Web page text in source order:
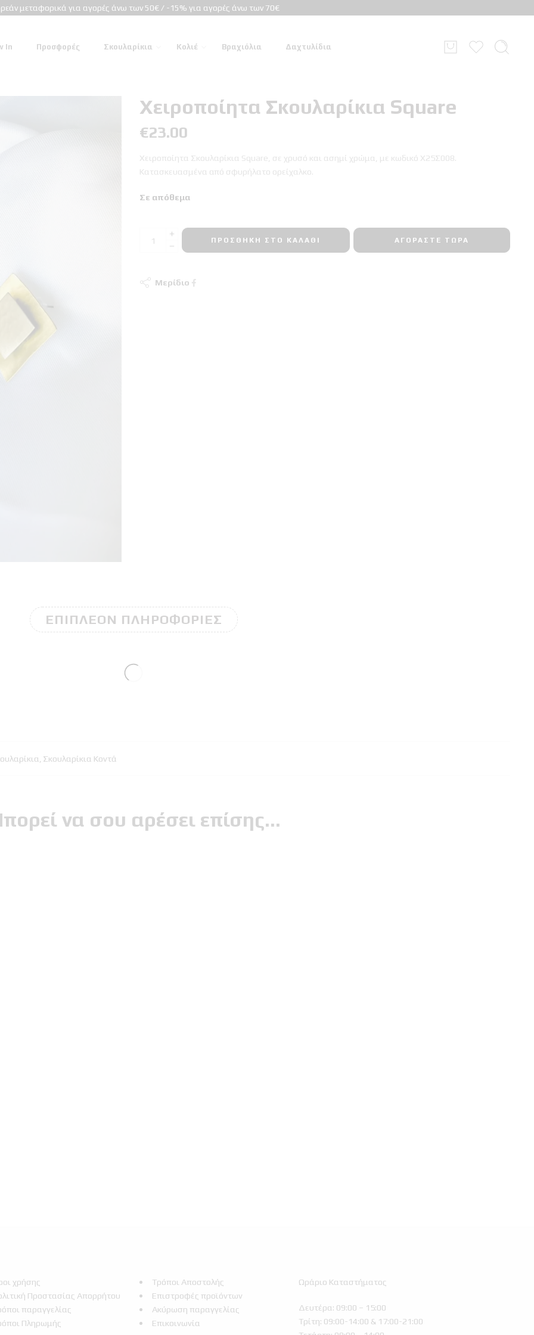
μεταφορικά για αγορές άνω των 50€ / -15% για αγορές άνω των 70€
In Προσφορές Σκουλαρίκια Κολιέ Βραχιόλια Δαχτυλίδια
Χειροποίητα Σκουλαρίκια Square
€23.00
Χειροποίητα Σκουλαρίκια Square, σε χρυσό και ασημί χρώμα, με κωδικό Χ25Σ008.
Κατασκευασμένα από σφυρήλατο ορείχαλκο.
Σε απόθεμα
ΠΡΟΣΘΉΚΗ ΣΤΟ ΚΑΛΆΘΙ ΑΓΟΡΆΣΤΕ ΤΏΡΑ
Μερίδιο
ΕΠΙΠΛΈΟΝ ΠΛΗΡΟΦΟΡΊΕΣ
Σκουλαρίκια Κοντά
να σου αρέσει επίσης…
χρήσης
Προστασίας Απορρήτου
παραγγελίας
Πληρωμής
Τρόποι Αποστολής
Επιστροφές προϊόντων
Ακύρωση παραγγελίας
Επικοινωνία
Ωράριο Καταστήματος
Δευτέρα: 09:00 – 15:00
Τρίτη: 09:00-14:00 & 17:00-21:00